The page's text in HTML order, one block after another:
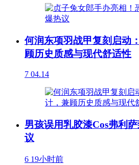
何润东项羽战甲复刻启动
顾历史质感与现代舒适性
7 04.14
男孩误用乳胶漆Cos弗利
议
6 19小时前